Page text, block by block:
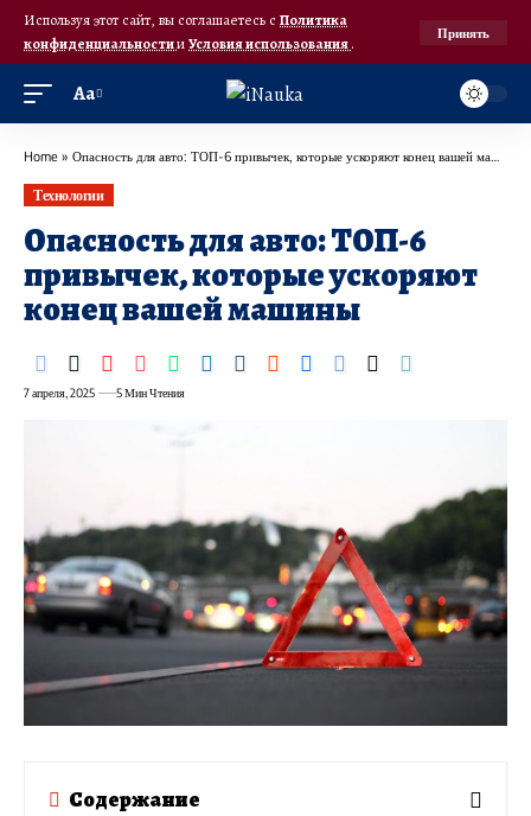
Используя этот сайт, вы соглашаетесь с Политика
конфиденциальностииУсловия использования.
Принять
Аа
Home » Опасность для авто: ТОП-6 привычек, которые ускоряют конец вашей машины
Технологии
Опасность для авто: ТОП-6
привычек, которые ускоряют
конец вашей машины
7 апреля, 2025 5 Мин Чтения
Содержание